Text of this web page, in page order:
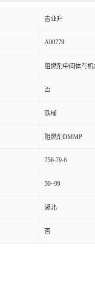
吉业升
A00779
阻燃剂中间体有机
否
铁桶
阻燃剂DMMP
756-79-6
50~99
湖北
否